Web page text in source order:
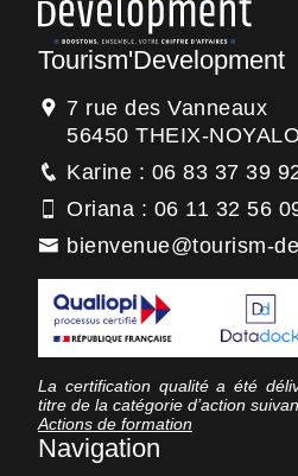
Tourism'Development
7 rue des Vanneaux
56450 THEIX-NOYALO
Karine : 06 83 37 39
Oriana : 06 11 32 56
bienvenue@tourism-
La certification qualité a été
titre de la catégorie d’action
Actions de formation
Navigation